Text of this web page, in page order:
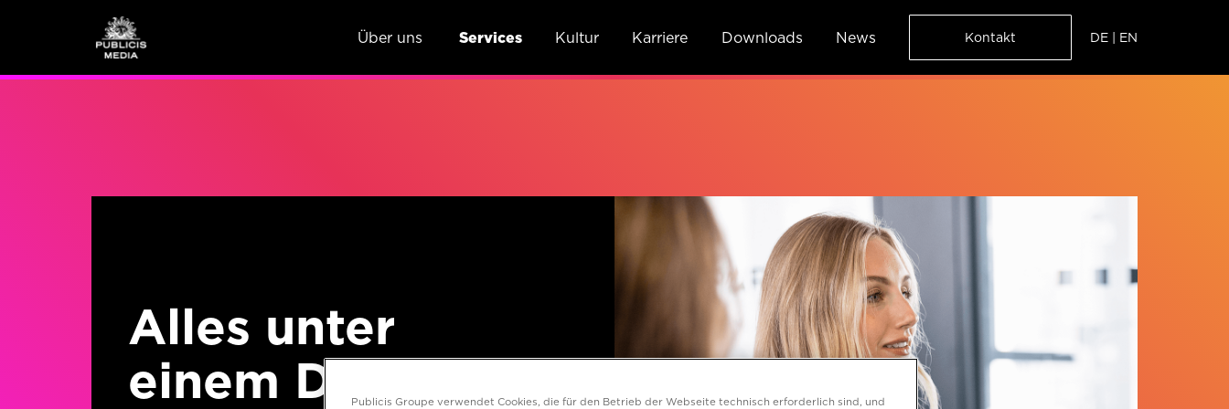
Über uns Services Kultur Karriere Downloads News Kontakt DE| EN
Alles unter
einem DachPublicis Groupe verwendet Cookies, die für den Betrieb der Webseite technisch erforderlich sind, und